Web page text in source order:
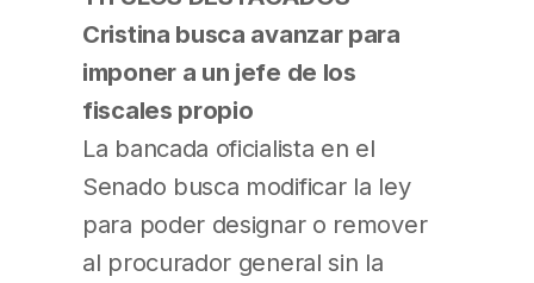
Cristina busca avanzar para
imponer a un jefe de los
fiscales propio
La bancada oficialista en el
Senado busca modificar la ley
para poder designar o remover
al procurador general sin la